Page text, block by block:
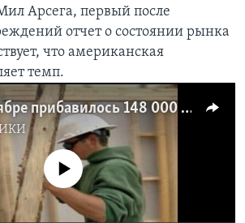
Арсега, первый после
отчет о состоянии рынка
что американская
темп.
В США в сентябре прибавилось 148 000 рабочих мест
source currently available